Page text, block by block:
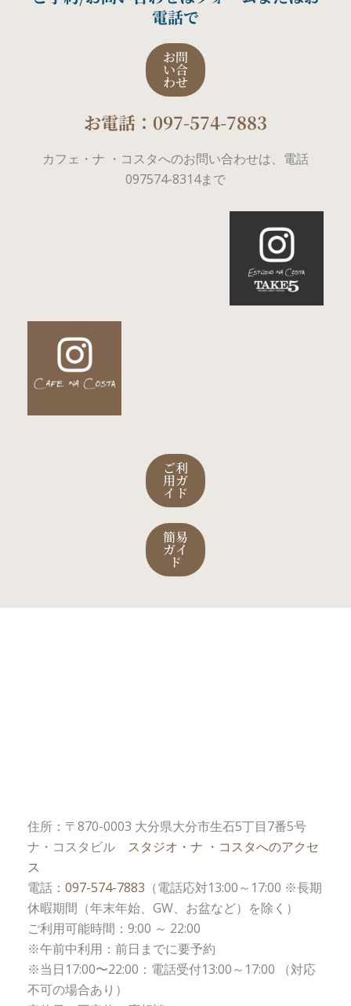
電話で
お問
い合
わせ
お電話：097-574-7883
カフェ・ナ ・コスタへのお問い合わせは、電話
097574-8314まで
ご利
用ガ
イド
簡易
ガイ
ド
住所：〒870-0003 大分県大分市生石5丁目7番5号
ナ・コスタビル スタジオ・ナ ・コスタへのアクセ
ス
電話： 097-574-7883 （電話応対13:00～17:00 ※長期
休暇期間（年末年始、GW、お盆など）を除く）
ご利用可能時間：9:00 ～ 22:00
※午前中利用：前日までに要予約
※当日17:00〜22:00：電話受付13:00～17:00 （対応
不可の場合あり）